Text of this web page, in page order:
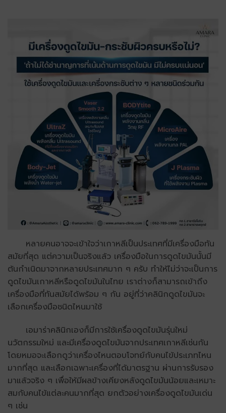
หลายคนอาจจะเข้าใจว่าเกาหลีเป็นประเทศที่มีเครื่องมือทัน
สมัยที่สุด แต่ความเป็นจริงแล้ว เครื่องมือในการดูดไขมันนั้นมี
ต้นกำเนิดมาจากหลายประเทศมาก ๆ ครับ ทำให้ไม่ว่าจะเป็นการ
ดูดไขมันเกาหลีหรือดูดไขมันในไทย เราต่างก็สามารถเข้าถึง
เครื่องมือที่ทันสมัยได้พร้อม ๆ กัน อยู่ที่ว่าคลินิกดูดไขมันจะ
เลือกเครื่องมือชนิดไหนมาใช้
เอมาร่าคลินิกเองก็มีการใช้เครื่องดูดไขมันรุ่นใหม่
นวัตกรรมใหม่ และมีเครื่องดูดไขมันจากประเทศเกาหลีเช่นกัน
โดยหมอจะเลือกดูว่าเครื่องไหนตอบโจทย์กับคนไข้ประเภทไหน
มากที่สุด และเลือกเฉพาะเครื่องที่ได้มาตรฐาน ผ่านการรับรอง
มาแล้วจริง ๆ เพื่อให้มีผลข้างเคียงหลังดูดไขมันน้อยและเหมาะ
สมกับคนไข้แต่ละคนมากที่สุด ยกตัวอย่างเครื่องดูดไขมันเด่น
ๆ เช่น